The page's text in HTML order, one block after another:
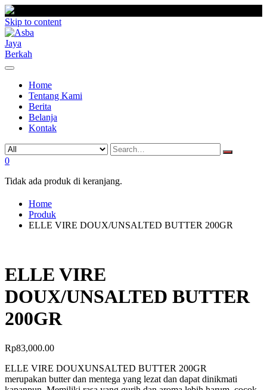
Skip to content
Home
Tentang Kami
Berita
Belanja
Kontak
0
Tidak ada produk di keranjang.
Home
Produk
ELLE VIRE DOUX/UNSALTED BUTTER 200GR
ELLE VIRE
DOUX/UNSALTED BUTTER
200GR
Rp83,000.00
ELLE VIRE DOUXUNSALTED BUTTER 200GR
merupakan butter dan mentega yang lezat dan dapat dinikmati